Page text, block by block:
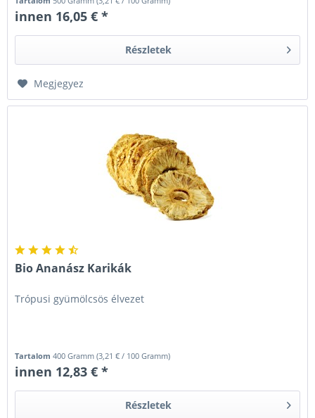
innen 16,05 € *
Részletek
Megjegyez
Bio Ananász Karikák
Trópusi gyümölcsös élvezet
Tartalom400 Gramm(3,21 € / 100 Gramm)
innen 12,83 € *
Részletek